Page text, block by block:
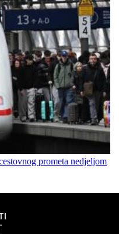
prometa nedjeljom